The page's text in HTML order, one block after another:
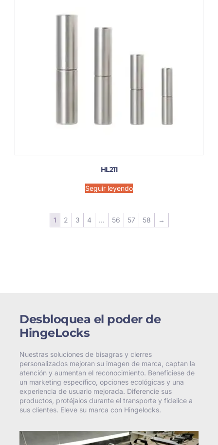
HL211
Seguir leyendo
1 2 3 4 ... 56 57 58 →
Desbloquea el poder de
HingeLocks
Nuestras soluciones de bisagras y cierres
personalizados mejoran su imagen de marca, captan la
atención y aumentan el reconocimiento. Benefíciese de
un marketing específico, opciones ecológicas y una
experiencia de usuario mejorada. Diferencie sus
productos, protéjalos durante el transporte y fidelice a
sus clientes. Eleve su marca con Hingelocks.